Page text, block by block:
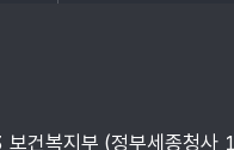
건복지부 (정부세종청사